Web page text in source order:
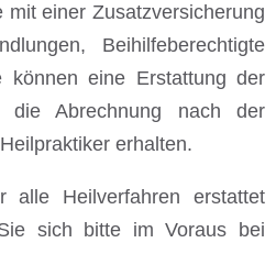
mit einer Zusatzversicherung
Beihilfeberechtigte
können eine Erstattung der
die Abrechnung nach der
erhalten.
alle Heilverfahren erstattet
sich bitte im Voraus bei